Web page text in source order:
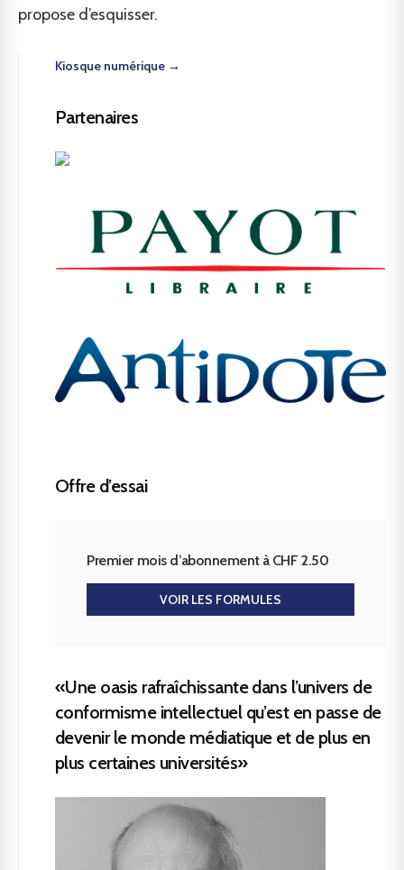
propose d’esquisser.
Kiosque numérique →
Partenaires
Offre d’essai
Premier mois d’abonnement à CHF 2.50
VOIR LES FORMULES
«Une oasis rafraîchissante dans l’univers de
conformisme intellectuel qu’est en passe de
devenir le monde médiatique et de plus en
plus certaines universités»